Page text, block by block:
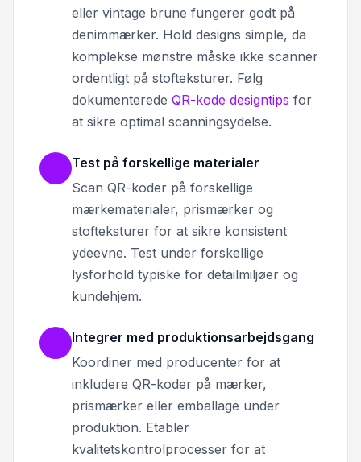
eller vintage brune fungerer godt på
denimmærker. Hold designs simple, da
komplekse mønstre måske ikke scanner
ordentligt på stofteksturer. Følg
dokumenterede QR-kode designtips for
at sikre optimal scanningsydelse.
Test på forskellige materialer
Scan QR-koder på forskellige
mærkematerialer, prismærker og
stofteksturer for at sikre konsistent
ydeevne. Test under forskellige
lysforhold typiske for detailmiljøer og
kundehjem.
Integrer med produktionsarbejdsgang
Koordiner med producenter for at
inkludere QR-koder på mærker,
prismærker eller emballage under
produktion. Etabler
kvalitetskontrolprocesser for at